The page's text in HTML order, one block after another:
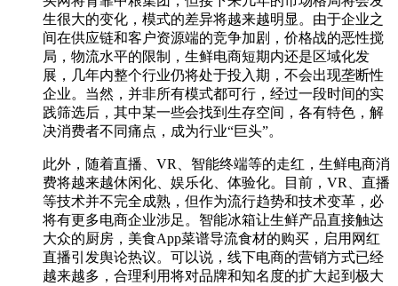
生很大的变化，模式的差异将越来越明显。由于企业之
间在供应链和客户资源端的竞争加剧，价格战的恶性搅
局，物流水平的限制，生鲜电商短期内还是区域化发
展，几年内整个行业仍将处于投入期，不会出现垄断性
企业。当然，并非所有模式都可行，经过一段时间的实
践筛选后，其中某一些会找到生存空间，各有特色，解
决消费者不同痛点，成为行业“巨头”。
此外，随着直播、VR、智能终端等的走红，生鲜电商消
费将越来越休闲化、娱乐化、体验化。目前，VR、直播
等技术并不完全成熟，但作为流行趋势和技术变革，必
将有更多电商企业涉足。智能冰箱让生鲜产品直接触达
大众的厨房，美食App菜谱导流食材的购买，启用网红
直播引发舆论热议。可以说，线下电商的营销方式已经
越来越多，合理利用将对品牌和知名度的扩大起到极大